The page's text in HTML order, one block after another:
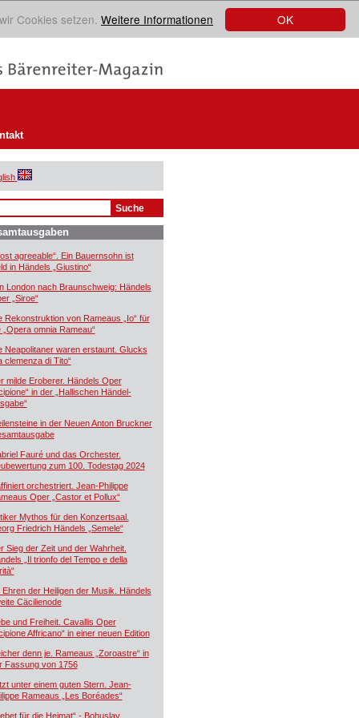
OK
Cookies setzen. Weitere Informationen
agreeable“. Ein Bauernsohn ist
in Händels „Giustino“
London nach Braunschweig: Händels
„Siroe“
Rekonstruktion von Rameaus „Io“ für
„Opera omnia Rameau“
Neapolitaner waren erstaunt. Glucks
clemenza di Tito“
milde Eroberer. Händels Oper
in der „Hallischen Händel-
in der Neuen Anton Bruckner
Fauré und das Orchester.
zum 100. Todestag 2024
orchestriert. Jean-Philippe
Oper „Castor et Pollux“
Mythos für den Konzertsaal.
Friedrich Händels „Semele“
Sieg der Zeit und der Wahrheit.
„Il trionfo del Tempo e della
Ehren der Heiligen der Musik. Händels
Cäcilienode
und Freiheit. Cavallis Oper
Affricano“ in einer neuen Edition
denn je. Rameaus „Zoroastre“ in
Fassung von 1756
unter einem guten Stern. Jean-
Rameaus „Les Boréades“
für die Heimat“ - Bohuslav